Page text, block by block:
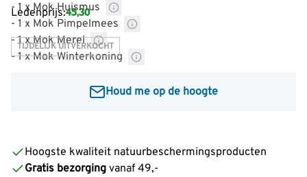
- 1 x Mok Huismus
- 1 x Mok Pimpelmees
- 1 x Mok Merel
- 1 x Mok Winterkoning
Ledenprijs:45,30
TIJDELIJK UITVERKOCHT
Houd me op de hoogte
wanneer dit product weer op voorraad is:
Hoogste kwaliteit natuurbeschermingsproducten
Gratis bezorging vanaf 49,-